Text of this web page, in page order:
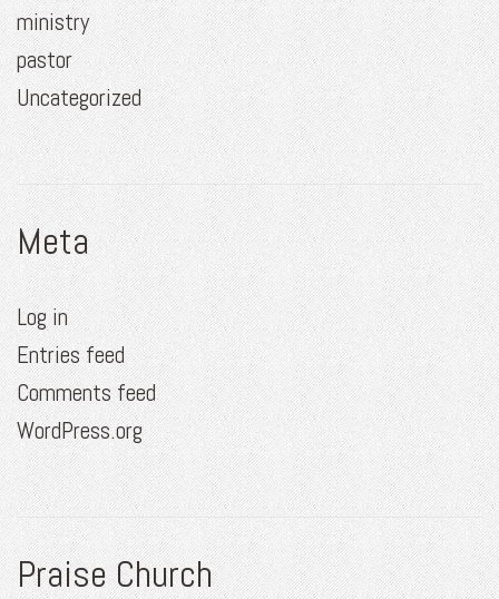
ministry
pastor
Uncategorized
Meta
Log in
Entries feed
Comments feed
WordPress.org
Praise Church